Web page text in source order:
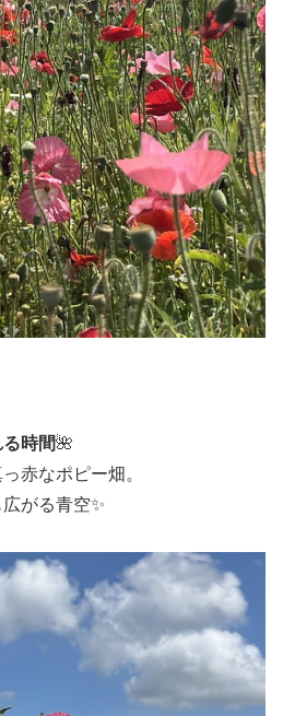
時間🌺
赤なポピー畑。
がる青空✨